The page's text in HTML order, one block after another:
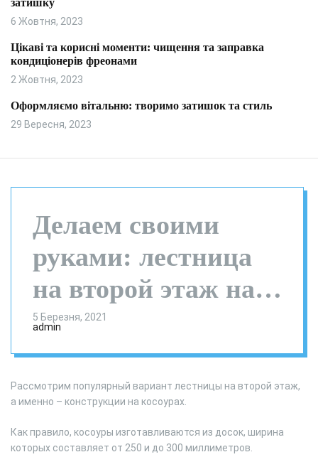
о
о
затишку
6 Жовтня, 2023
Цікаві та корисні моменти: чищення та заправка
кондиціонерів фреонами
2 Жовтня, 2023
Оформляємо вітальню: творимо затишок та стиль
29 Вересня, 2023
Делаем своими
руками: лестница
на второй этаж на
косоурах
5 Березня, 2021
admin
Рассмотрим популярный вариант лестницы на второй этаж,
а именно – конструкции на косоурах.
Как правило, косоуры изготавливаются из досок, ширина
которых составляет от 250 и до 300 миллиметров.